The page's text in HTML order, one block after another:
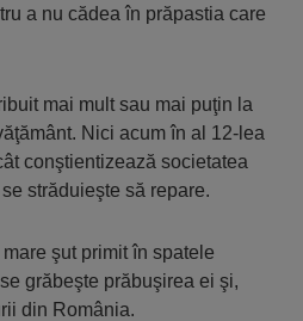
a nu cădea în prăpastia care
mai mult sau mai puţin la
Nici acum în al 12-lea
conştientizează societatea
străduieşte să repare.
şut primit în spatele
grăbeşte prăbuşirea ei şi,
din România.